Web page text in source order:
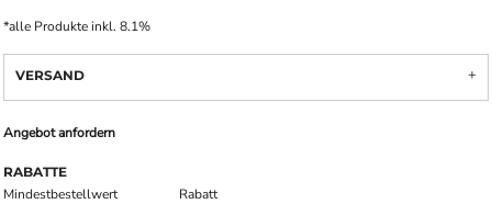
*alle Produkte inkl. 8.1%
VERSAND
Angebot anfordern
RABATTE
Mindestbestellwert
Rabatt